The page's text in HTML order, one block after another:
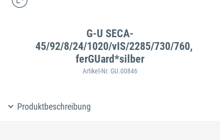
G-U SECA-
45/92/8/24/1020/vIS/2285/730/760,
ferGUard*silber
Artikel-Nr. GU.00846
Produktbeschreibung